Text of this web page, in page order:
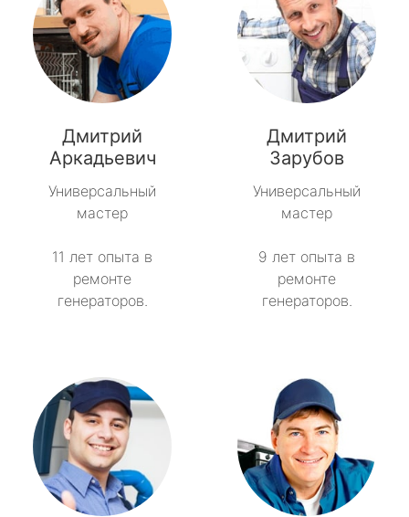
Дмитрий
Аркадьевич
Универсальный
мастер
11 лет опыта в
ремонте
генераторов.
Дмитрий
Зарубов
Универсальный
мастер
9 лет опыта в
ремонте
генераторов.